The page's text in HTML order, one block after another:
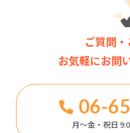
ご質問
お気軽にお問
06-
月～金・祝日